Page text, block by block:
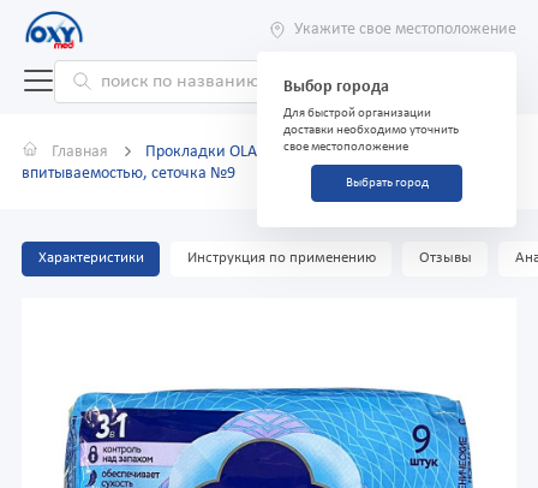
Укажите свое местоположение
Выбор города
Для быстрой организации
доставки необходимо уточнить
свое местоположение
Выбрать город
Главная
Прокладки OLA! нормал с увеличенной
впитываемостью, сеточка №9
Характеристики Инструкция по применению Отзывы